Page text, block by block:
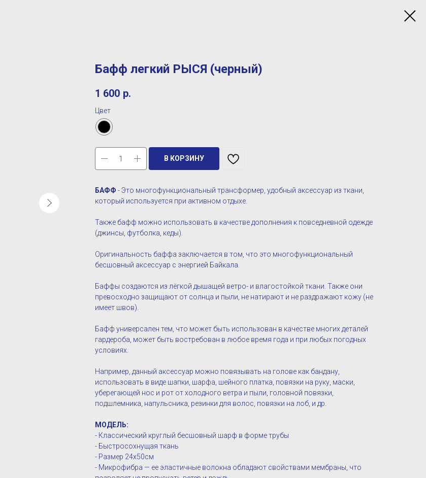
Бафф легкий РЫСЯ (черный)
1 600 р.
Цвет
В КОРЗИНУ
БАФФ - Это многофункциональный трансформер, удобный аксессуар из ткани,
который используется при активном отдыхе.
Также бафф можно использовать в качестве дополнения к повседневной одежде
(джинсы, футболка, кеды).
Оригинальность баффа заключается в том, что это многофункциональный
бесшовный аксессуар с энергией Байкала.
Баффы создаются из лёгкой дышащей ветро- и влагостойкой ткани. Также они
превосходно защищают от солнца и пыли, не натирают и не раздражают кожу (не
имеет швов).
Бафф универсален тем, что может быть использован в качестве многих деталей
гардероба, может быть востребован в любое время года и при любых погодных
условиях.
Например, данный аксессуар можно повязывать на голове как бандану,
использовать в виде шапки, шарфа, шейного платка, повязки на руку, маски,
уберегающей нос и рот от холодного ветра и пыли, головной повязки,
подшлемника, напульсника, резинки для волос, повязки на лоб, и др.
МОДЕЛЬ:
- Классический круглый бесшовный шарф в форме трубы
- Быстросохнущая ткань
- Размер 24х50см
- Микрофибра — ее эластичные волокна обладают свойствами мембраны, что